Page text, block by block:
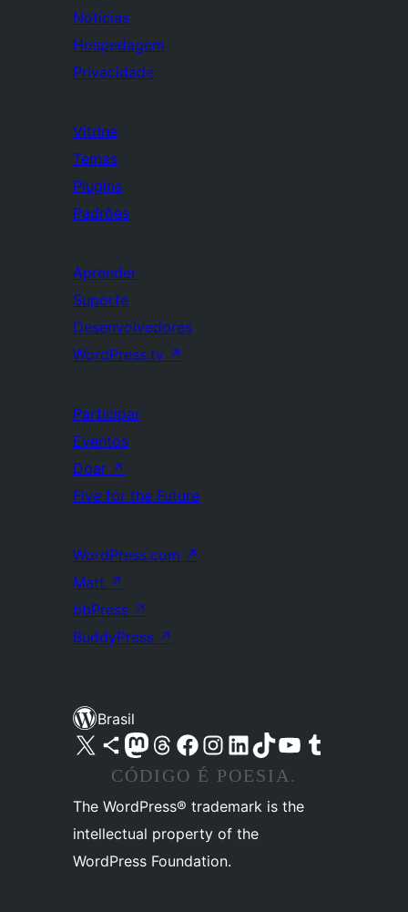
Notícias
Hospedagem
Privacidade
Vitrine
Temas
Plugins
Padrões
Aprender
Suporte
Desenvolvedores
WordPress.tv ↗
Participar
Eventos
Doar ↗
Five for the Future
WordPress.com ↗
Matt ↗
bbPress ↗
BuddyPress ↗
Brasil
Acessar nossa conta do X (antigo Twitter)
Acessar nossa conta do Bluesky
Acessar nossa conta do Mastodon
Acessar nossa conta do Threads
Acessar nossa página do Facebook
Acessar nossa conta do Instagram
Acessar nossa conta do LinkedIn
Acessar nossa conta do TikTok
Acessar nosso canal do YouTube
Acessar nossa conta no Tumblr
CÓDIGO É POESIA.
The WordPress® trademark is the
intellectual property of the
WordPress Foundation.